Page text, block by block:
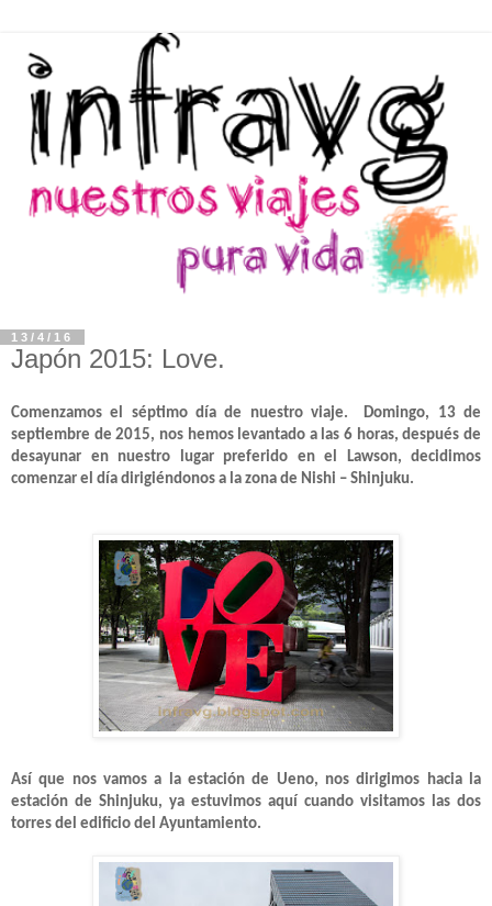
13/4/16
Japón 2015: Love.
Comenzamos el séptimo día de nuestro viaje. Domingo, 13 de
septiembre de 2015, nos hemos levantado a las 6 horas, después de
desayunar en nuestro lugar preferido en el Lawson, decidimos
comenzar el día dirigiéndonos a la zona de Nishi – Shinjuku.
Así que nos vamos a la estación de Ueno, nos dirigimos hacia la
estación de Shinjuku, ya estuvimos aquí cuando visitamos las dos
torres del edificio del Ayuntamiento.